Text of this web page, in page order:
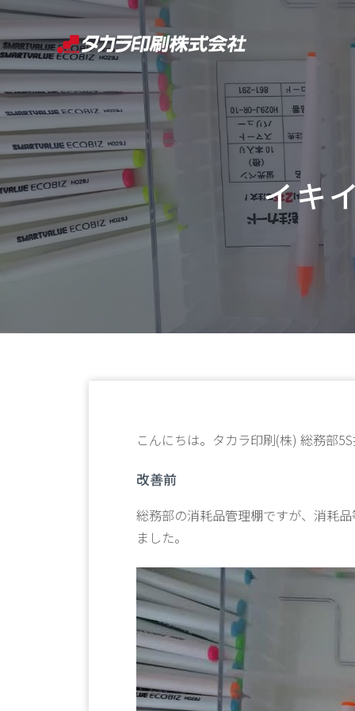
コ
テ
ン
ツ
へ
ス
キ
ッ
プ
イキ
こんにちは。タカラ印刷(株) 総務部
改善前
総務部の消耗品管理棚ですが、消耗
ました。